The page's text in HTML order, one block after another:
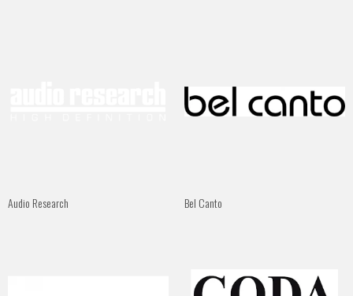
Audio Research Bel Canto